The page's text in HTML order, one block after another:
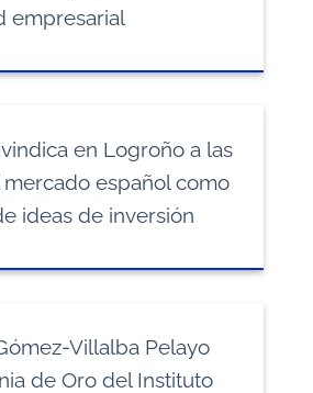
empresarial
en Logroño a las
español como
ideas de inversión
Villalba Pelayo
de Oro del Instituto